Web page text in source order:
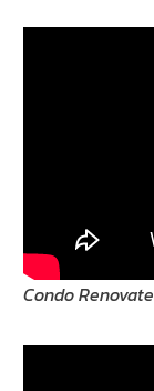
Condo Renovate